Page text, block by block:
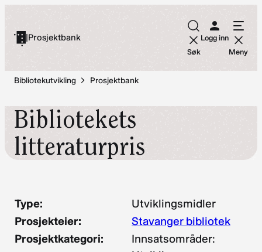
innhold
|Prosjektbank
Søk
Logg inn
Meny
Bibliotekutvikling Prosjektbank
Bibliotekets
litteraturpris
Type:
Utviklingsmidler
Prosjekteier:
Stavanger bibliotek
Prosjektkategori:
Innsatsområder: